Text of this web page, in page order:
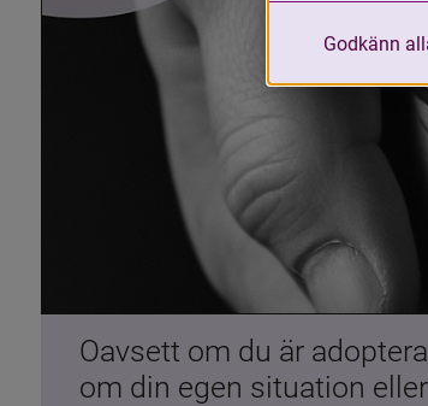
Oavsett om du är
om din egen situation
Godkänn